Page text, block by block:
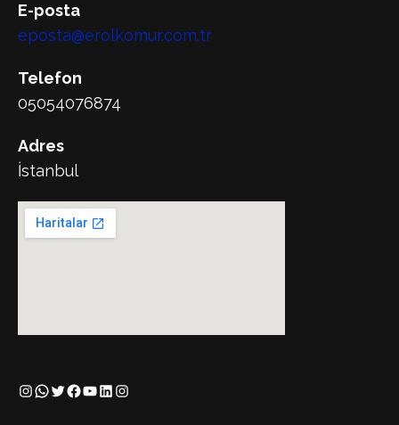
E-posta
eposta@erolkomur.com.tr
Telefon
05054076874
Adres
İstanbul
Instagram
WhatsApp
Twitter
Facebook
YouTube
LinkedIn
Instagram